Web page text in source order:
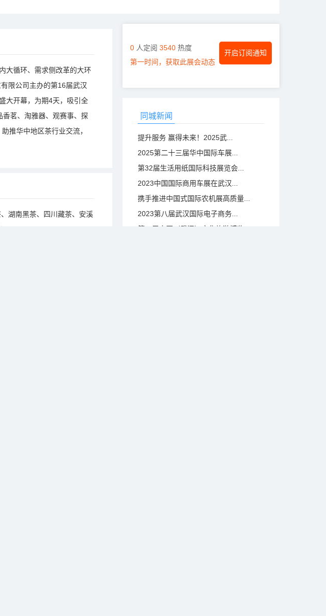
大循环、需求侧改革的大环
限公司主办的第16届武汉
大开幕，为期4天，吸引全
茗、淘雅器、观赛事、探
推华中地区茶行业交流，
湖南黑茶、四川藏茶、安溪
0 人定阅 3540 热度
开启订阅通知
第一时间，获取此展会动态
同城新闻
提升服务 赢得未来！2025武...
2025第二十三届华中国际车展...
第32届生活用纸国际科技展览会...
2023中国国际商用车展在武汉...
携手推进中国式国际农机展高质量...
2023第八届武汉国际电子商务...
第二届中国（武汉）文化旅游博览...